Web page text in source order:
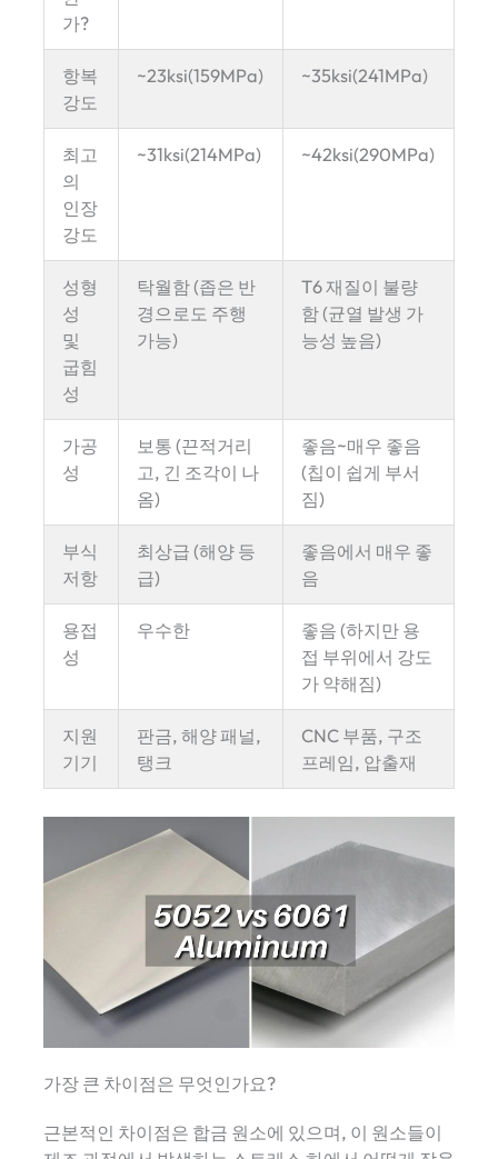
가?
항복
강도
~23ksi(159MPa) ~35ksi(241MPa)
최고
의
인장
강도
~31ksi(214MPa) ~42ksi(290MPa)
성형
성
및
굽힘
성
탁월함 (좁은 반
경으로도 주행
가능)
T6 재질이 불량
함 (균열 발생 가
능성 높음)
가공
성
보통 (끈적거리
고, 긴 조각이 나
옴)
좋음~매우 좋음
(칩이 쉽게 부서
짐)
부식
저항
최상급 (해양 등
급)
좋음에서 매우 좋
음
용접
성
우수한
좋음 (하지만 용
접 부위에서 강도
가 약해짐)
지원
기기
판금, 해양 패널,
탱크
CNC 부품, 구조
프레임, 압출재
가장 큰 차이점은 무엇인가요?
근본적인 차이점은 합금 원소에 있으며, 이 원소들이